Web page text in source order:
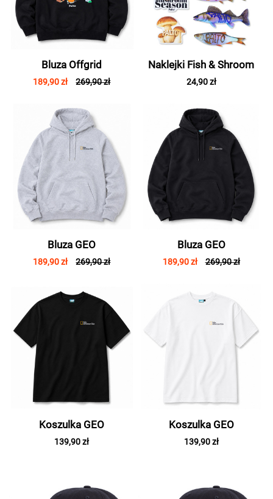
Bluza Offgrid
189,90 zł 269,90 zł
Naklejki Fish & Shroom
24,90 zł
Bluza GEO
189,90 zł 269,90 zł
Bluza GEO
189,90 zł 269,90 zł
Koszulka GEO
139,90 zł
Koszulka GEO
139,90 zł